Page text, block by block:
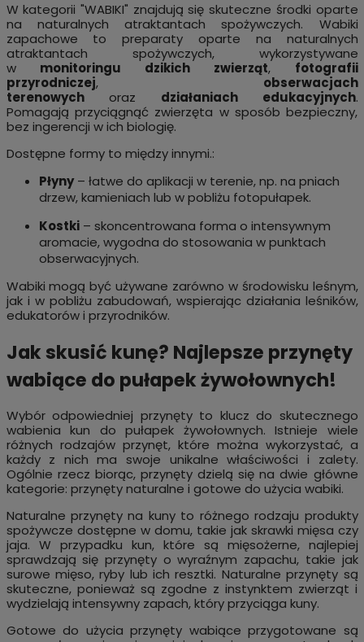
W kategorii "WABIKI" znajdują się skuteczne środki oparte
na naturalnych atraktantach spożywczych. Wabiki
zapachowe to preparaty oparte na naturalnych
atraktantach spożywczych, wykorzystywane
w monitoringu dzikich zwierząt, fotografii
przyrodniczej, obserwacjach
terenowychoraz działaniach edukacyjnych.
Pomagają przyciągnąć zwierzęta w sposób bezpieczny,
bez ingerencji w ich biologię.
Dostępne formy to między innymi.:
Płyny– łatwe do aplikacji w terenie, np. na pniach
drzew, kamieniach lub w pobliżu fotopułapek.
Kostki– skoncentrowana forma o intensywnym
aromacie, wygodna do stosowania w punktach
obserwacyjnych.
Wabiki mogą być używane zarówno w środowisku leśnym,
jak i w pobliżu zabudowań, wspierając działania leśników,
edukatorów i przyrodników.
Jak skusić kunę? Najlepsze przynęty
wabiące do pułapek żywołownych!
Wybór odpowiedniej przynęty to klucz do skutecznego
wabienia kun do pułapek żywołownych. Istnieje wiele
różnych rodzajów przynęt, które można wykorzystać, a
każdy z nich ma swoje unikalne właściwości i zalety.
Ogólnie rzecz biorąc, przynęty dzielą się na dwie główne
kategorie: przynęty naturalne i gotowe do użycia wabiki.
Naturalne przynęty na kuny to różnego rodzaju produkty
spożywcze dostępne w domu, takie jak skrawki mięsa czy
jaja. W przypadku kun, które są mięsożerne, najlepiej
sprawdzają się przynęty o wyraźnym zapachu, takie jak
surowe mięso, ryby lub ich resztki. Naturalne przynęty są
skuteczne, ponieważ są zgodne z instynktem zwierząt i
wydzielają intensywny zapach, który przyciąga kuny.
Gotowe do użycia przynęty wabiące przygotowane są